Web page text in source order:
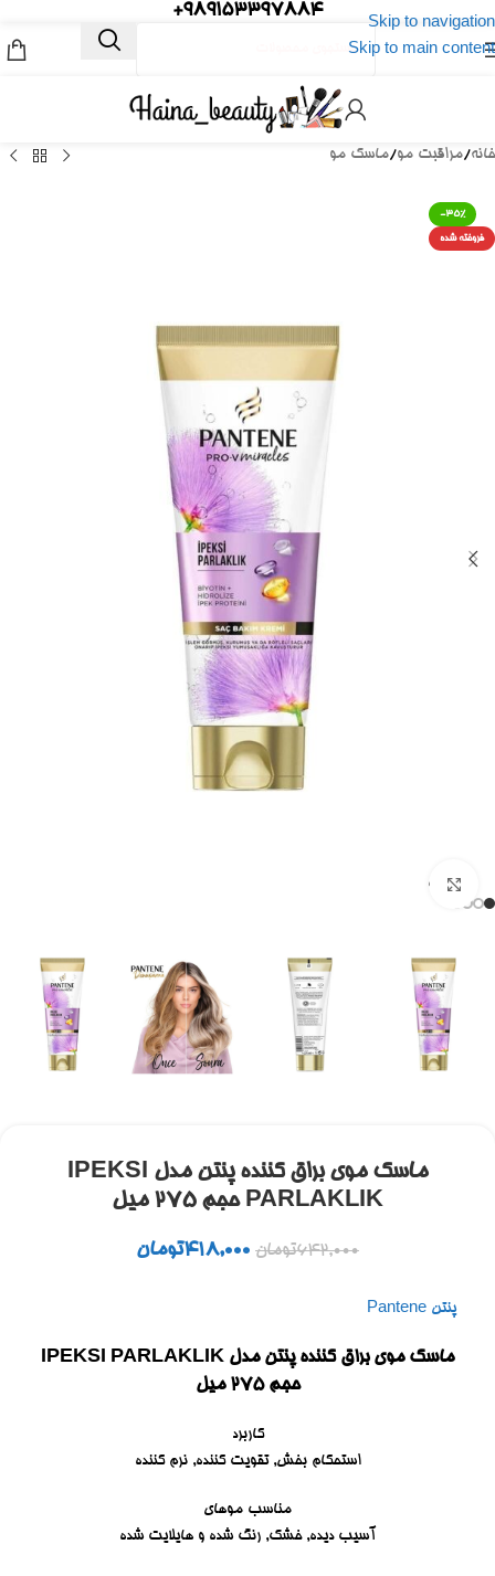
Skip to navigation
Skip to main content
989153397884+
خانه/مراقبت مو/ماسک مو
-35%
فروخته شده
برای بزرگنمایی کلیک کنید
ماسک موی براق کننده پنتن مدل IPEKSI
PARLAKLIK حجم 275 میل
642,000تومان 418,000تومان
پنتن Pantene
ماسک موی براق کننده پنتن مدل IPEKSI PARLAKLIK
حجم 275 میل
کاربرد
استحکام بخش, تقویت کننده, نرم کننده
مناسب موهای
آسیب دیده, خشک, رنگ شده و هایلایت شده